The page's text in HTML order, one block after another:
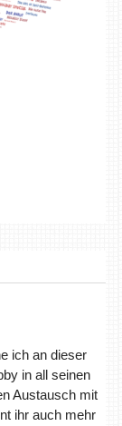
ich an dieser
in all seinen
Austausch mit
ihr auch mehr